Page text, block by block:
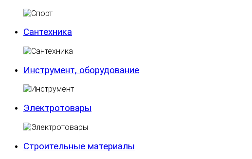
Сантехника
Инструмент, оборудование
Электротовары
Строительные материалы